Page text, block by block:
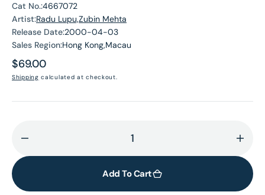
Cat No.:4667072
Artist:Radu Lupu,Zubin Mehta
Release Date:2000-04-03
Sales Region:Hong Kong,Macau
Regular
price
$69.00
Shipping calculated at checkout.
quantity
BEETHOVEN:
for
Add To Cart